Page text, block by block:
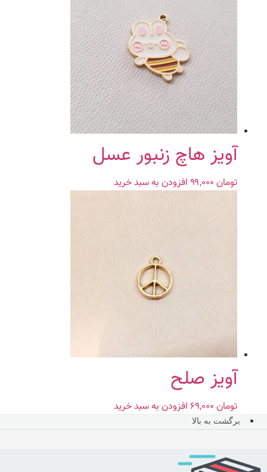
آویز هاچ زنبور عسل
تومان افزودن به سبد خرید
آویز صلح
تومان افزودن به سبد خرید
برگشت به بالا